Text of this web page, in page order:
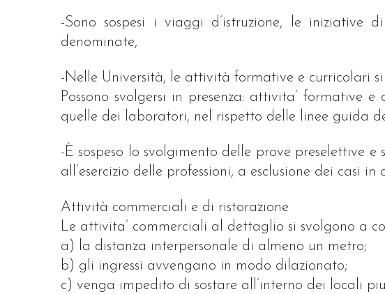
-Sono sospesi i viaggi d’istruzione, le
denominate,
-Nelle Università, le attività formative e curricolari
Possono svolgersi in presenza: attivita’
quelle dei laboratori, nel rispetto delle linee guida
-È sospeso lo svolgimento delle prove preselettive
all’esercizio delle professioni, a esclusione dei casi
Attività commerciali e di ristorazione
Le attivita’ commerciali al dettaglio si svolgono a
a) la distanza interpersonale di almeno un metro;
b) gli ingressi avvengano in modo dilazionato;
c) venga impedito di sostare all’interno dei locali